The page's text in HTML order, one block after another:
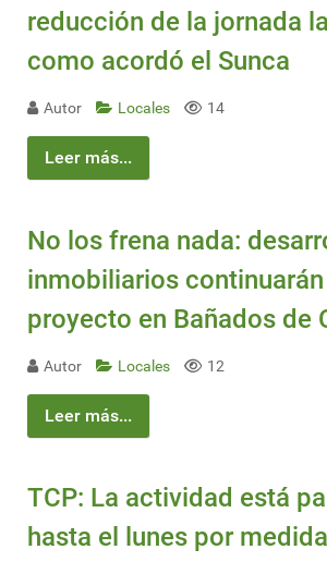
reducción de la jornada
como acordó el Sunca
Autor Locales 14
Leer más...
No los frena nada:
inmobiliarios
proyecto en Bañados de
Autor Locales 12
Leer más...
TCP: La actividad está
hasta el lunes por